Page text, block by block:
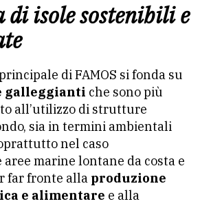
di isole sostenibili e
di FAMOS si fonda su
galleggianti che sono più
all’utilizzo di strutture
sia in termini ambientali
nel caso
aree marine lontane da costa e
far fronte alla produzione
e alimentare e alla